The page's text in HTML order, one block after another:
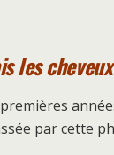
les
par cette